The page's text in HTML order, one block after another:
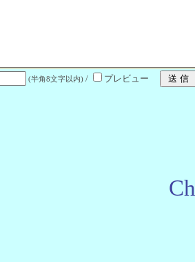
(半角8文字以内) / プレビュー